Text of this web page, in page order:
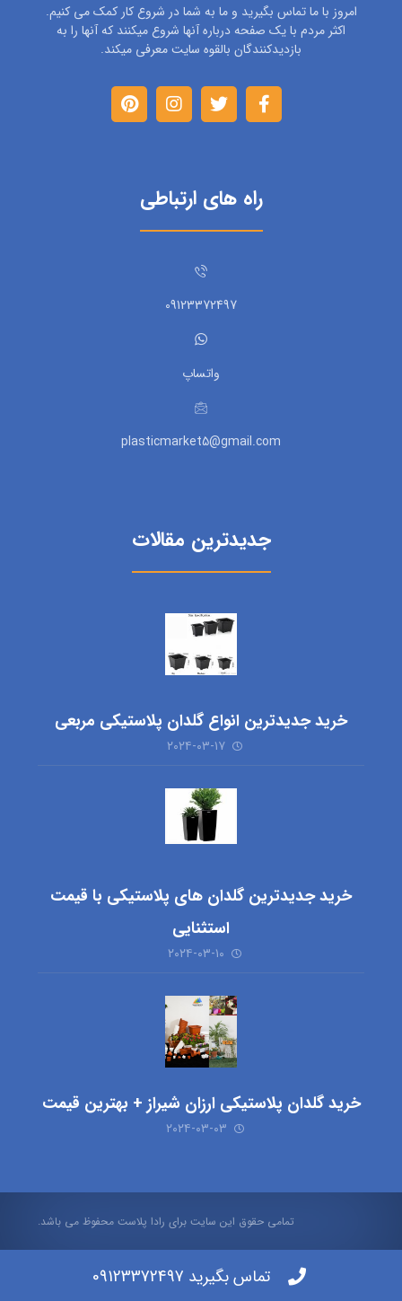
امروز با ما تماس بگیرید و ما به شما در شروع کار کمک می کنیم.
اکثر مردم با یک صفحه درباره آنها شروع میکنند که آنها را به
بازدیدکنندگان بالقوه سایت معرفی میکند.
راه های ارتباطی
09123372497
واتساپ
plasticmarket5@gmail.com
جدیدترین مقالات
خرید جدیدترین انواع گلدان پلاستیکی مربعی
۲۰۲۴-۰۳-۱۷
خرید جدیدترین گلدان های پلاستیکی با قیمت
استثنایی
۲۰۲۴-۰۳-۱۰
خرید گلدان پلاستیکی ارزان شیراز + بهترین قیمت
۲۰۲۴-۰۳-۰۳
تمامی حقوق این سایت برای رادا پلاست محفوظ می باشد.
تماس بگیرید 09123372497